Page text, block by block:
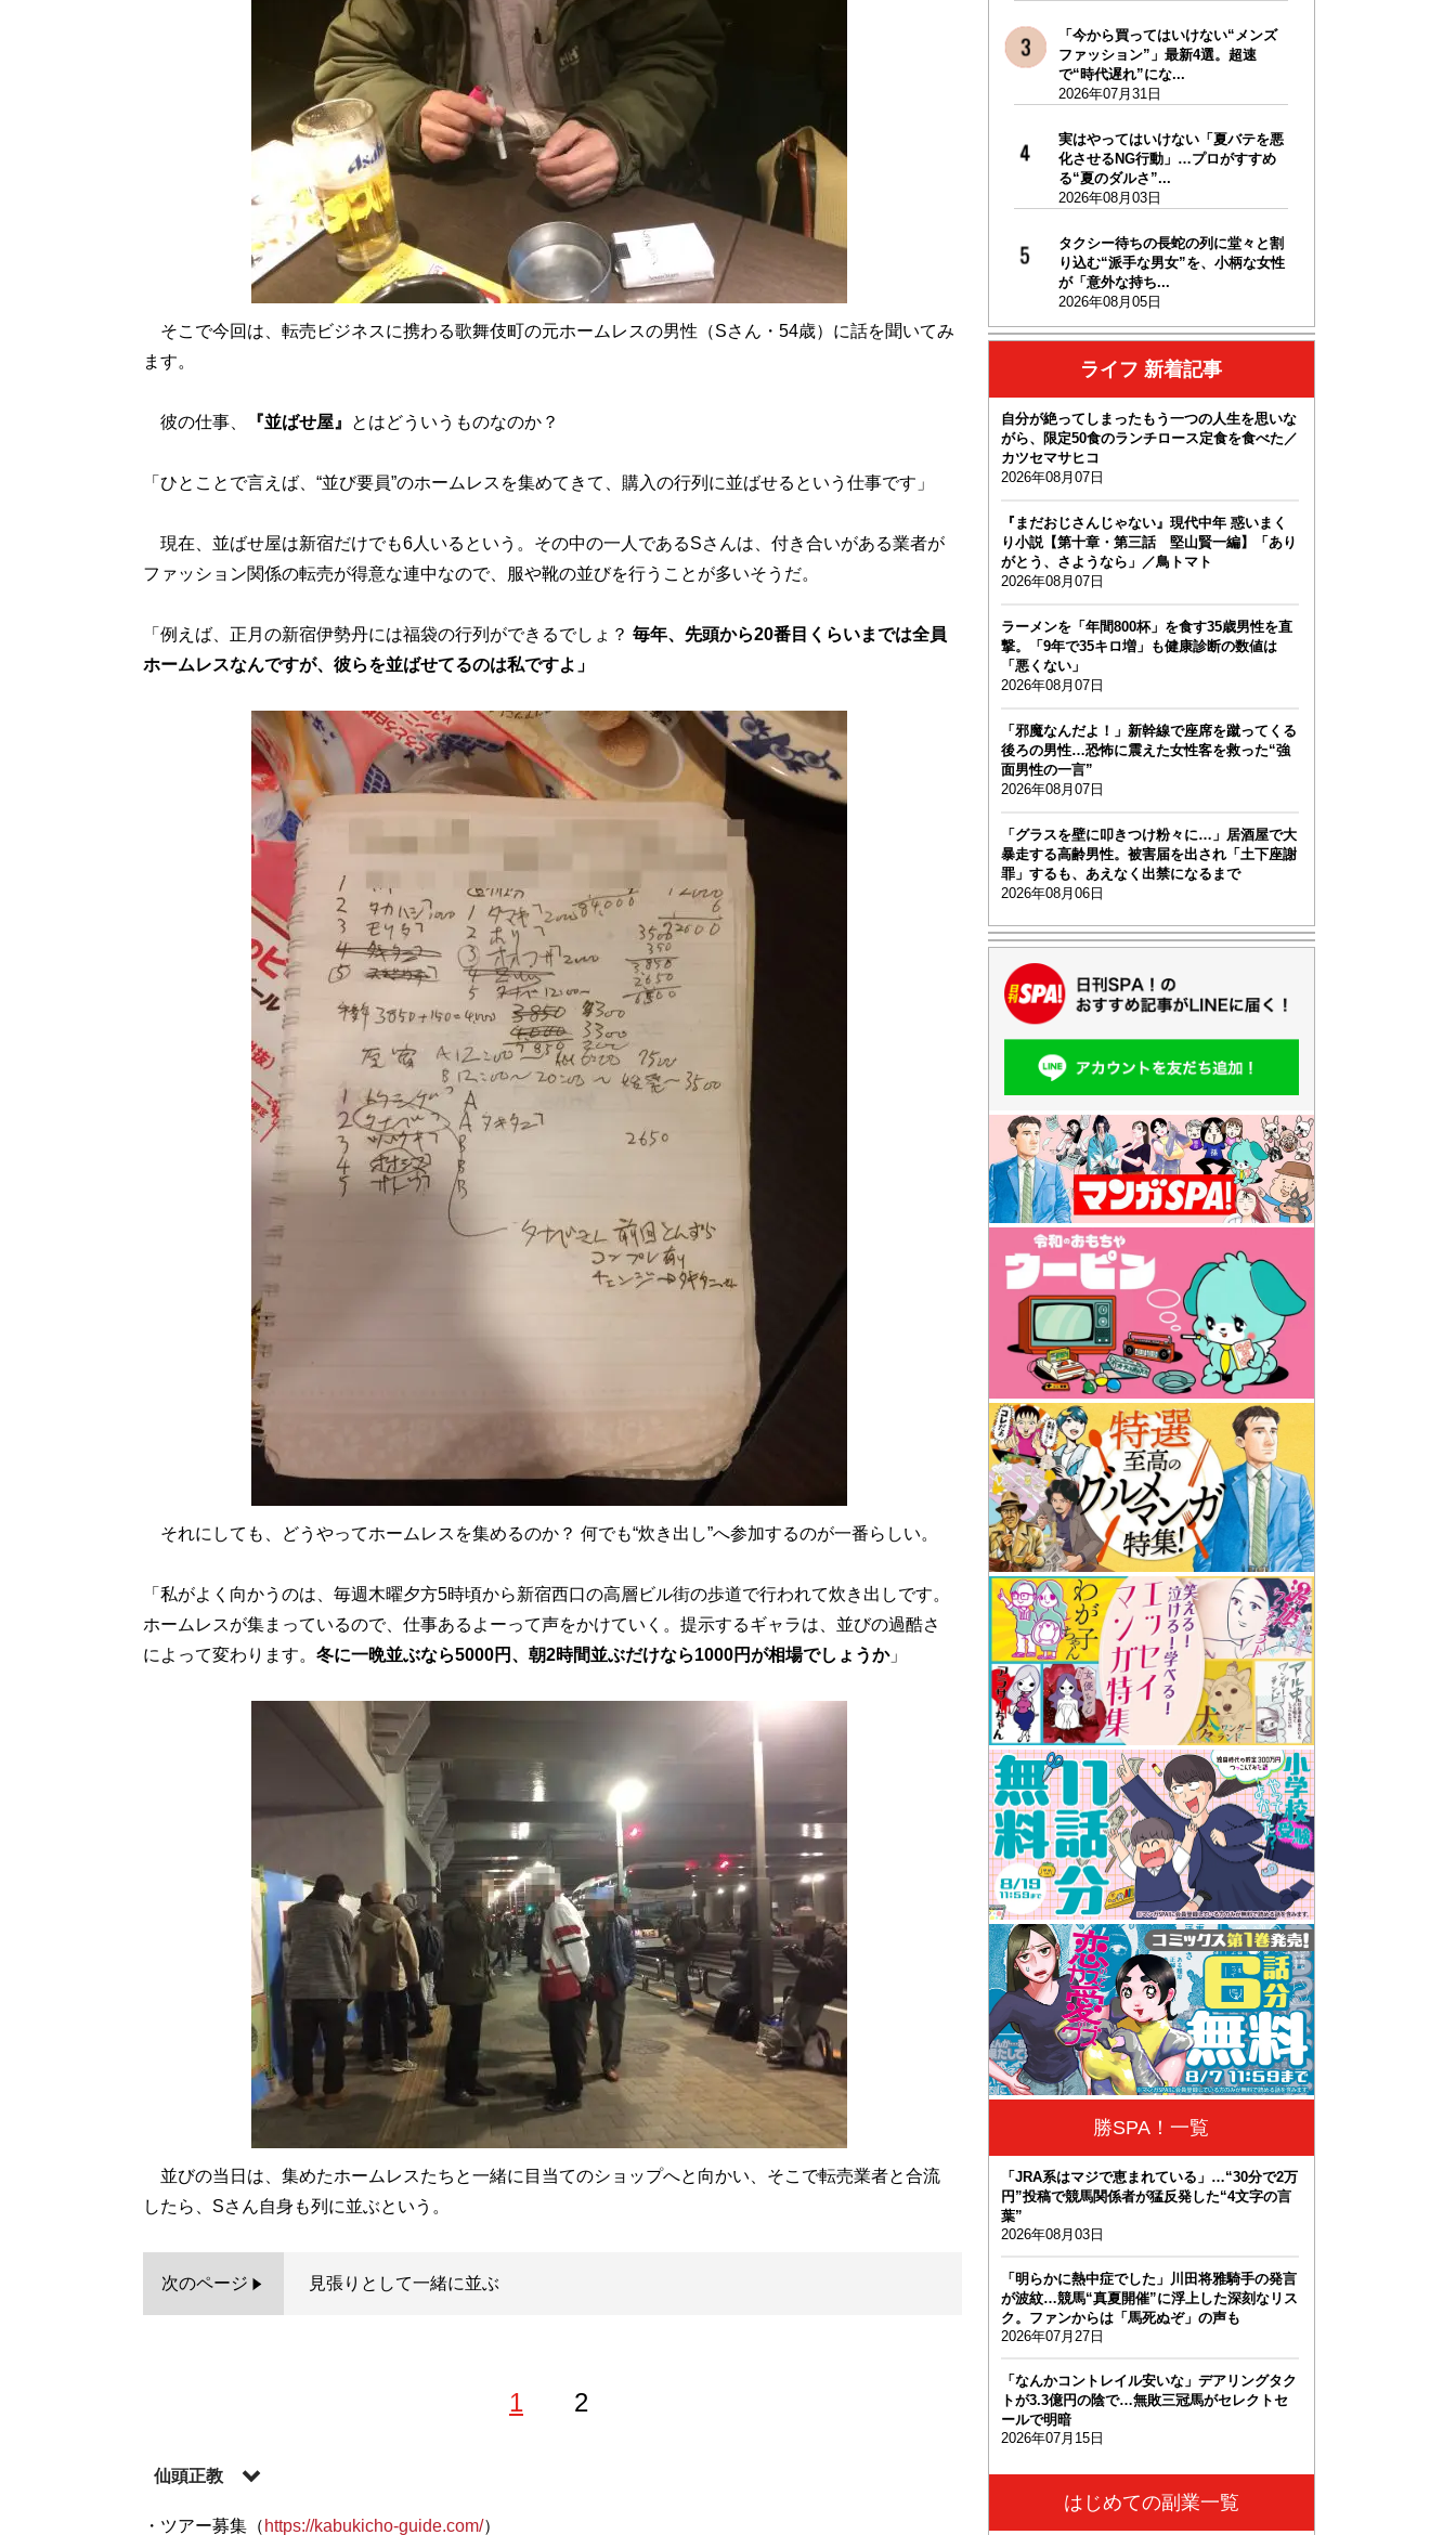
そこで今回は、転売ビジネスに携わる歌舞伎町の元ホームレスの男性（Sさん・54歳）に話を聞いてみ
ます。
彼の仕事、 『並ばせ屋』 とはどういうものなのか？
「ひとことで言えば、“並び要員”のホームレスを集めてきて、購入の行列に並ばせるという仕事です」
現在、並ばせ屋は新宿だけでも6人いるという。その中の一人であるSさんは、付き合いがある業者が
ファッション関係の転売が得意な連中なので、服や靴の並びを行うことが多いそうだ。
「例えば、正月の新宿伊勢丹には福袋の行列ができるでしょ？ 毎年、先頭から20番目くらいまでは全員
ホームレスなんですが、彼らを並ばせてるのは私ですよ」
それにしても、どうやってホームレスを集めるのか？ 何でも“炊き出し”へ参加するのが一番らしい。
「私がよく向かうのは、毎週木曜夕方5時頃から新宿西口の高層ビル街の歩道で行われて炊き出しです。
ホームレスが集まっているので、仕事あるよーって声をかけていく。提示するギャラは、並びの過酷さ
によって変わります。 冬に一晩並ぶなら5000円、朝2時間並ぶだけなら1000円が相場でしょうか」
並びの当日は、集めたホームレスたちと一緒に目当てのショップへと向かい、そこで転売業者と合流
したら、Sさん自身も列に並ぶという。
次のページ 見張りとして一緒に並ぶ
1 2
仙頭正教
・ツアー募集（ https://kabukicho-guide.com/）
「今から買ってはいけない“メンズ
ファッション”」最新4選。超速
で“時代遅れ”にな...
2026年07月31日
実はやってはいけない「夏バテを悪
化させるNG行動」…プロがすすめ
る“夏のダルさ”...
2026年08月03日
タクシー待ちの長蛇の列に堂々と割
り込む“派手な男女”を、小柄な女性
が「意外な持ち...
2026年08月05日
ライフ 新着記事
自分が絶ってしまったもう一つの人生を思いな
がら、限定50食のランチロース定食を食べた／
カツセマサヒコ
2026年08月07日
『まだおじさんじゃない』現代中年 惑いまく
り小説【第十章・第三話 堅山賢一編】「あり
がとう、さようなら」／鳥トマト
2026年08月07日
ラーメンを「年間800杯」を食す35歳男性を直
撃。「9年で35キロ増」も健康診断の数値は
「悪くない」
2026年08月07日
「邪魔なんだよ！」新幹線で座席を蹴ってくる
後ろの男性…恐怖に震えた女性客を救った“強
面男性の一言”
2026年08月07日
「グラスを壁に叩きつけ粉々に…」居酒屋で大
暴走する高齢男性。被害届を出され「土下座謝
罪」するも、あえなく出禁になるまで
2026年08月06日
勝SPA！一覧
「JRA系はマジで恵まれている」…“30分で2万
円”投稿で競馬関係者が猛反発した“4文字の言
葉”
2026年08月03日
「明らかに熱中症でした」川田将雅騎手の発言
が波紋…競馬“真夏開催”に浮上した深刻なリス
ク。ファンからは「馬死ぬぞ」の声も
2026年07月27日
「なんかコントレイル安いな」デアリングタク
トが3.3億円の陰で…無敗三冠馬がセレクトセ
ールで明暗
2026年07月15日
はじめての副業一覧